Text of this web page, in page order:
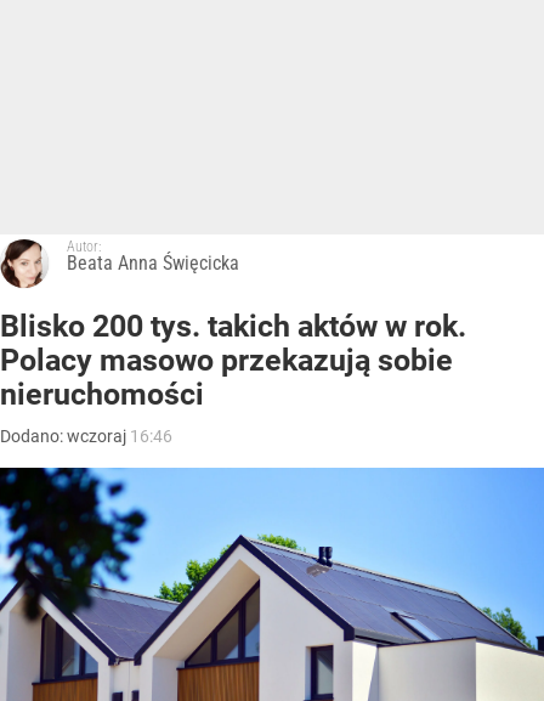
Autor:
Beata Anna Święcicka
Blisko 200 tys. takich aktów w rok.
Polacy masowo przekazują sobie
nieruchomości
Dodano:wczoraj 16:46